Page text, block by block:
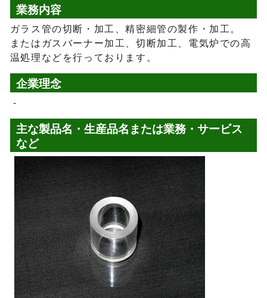
業務内容
ガラス管の切断・加工、精密細管の製作・加工。
またはガスバーナー加工、切断加工、電気炉での高
温処理などを行っております。
企業理念
-
主な製品名・生産品名または業務・サービス
など